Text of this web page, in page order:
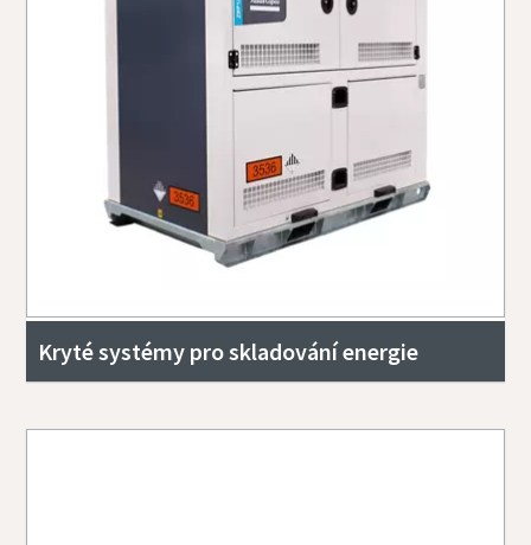
Kryté systémy pro skladování energie